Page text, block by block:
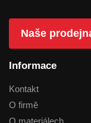
Naše
Informace
Kontakt
O firmě